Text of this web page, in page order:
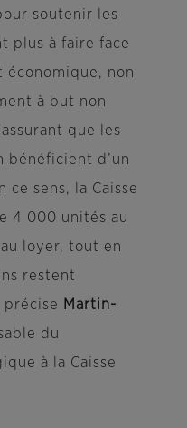
soutenir les
plus à faire face
non
à but non
que les
bénéficient d’un
ce sens, la Caisse
4 000 unités au
loyer, tout en
restent
précise Martin-
du
à la Caisse